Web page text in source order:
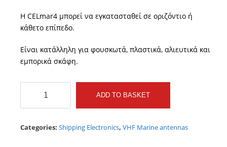
Η CELmar4 μπορεί να εγκατασταθεί σε οριζόντιο ή
κάθετο επίπεδο.
Είναι κατάλληλη για φουσκωτά, πλαστικά, αλιευτικά και
εμπορικά σκάφη.
VHF
fibreglass
ADD TO BASKET
Categories: Shipping Electronics, VHF Marine antennas